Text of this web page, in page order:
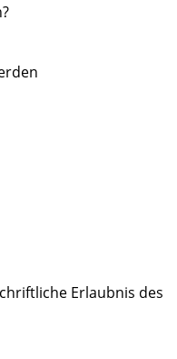
Erlaubnis des